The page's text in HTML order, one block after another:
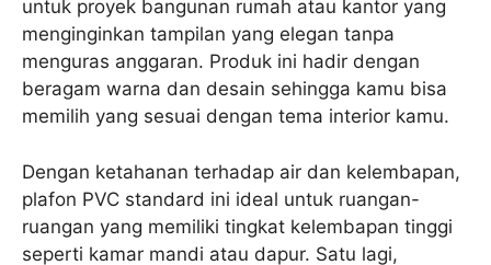
untuk proyek bangunan rumah atau kantor yang
menginginkan tampilan yang elegan tanpa
menguras anggaran. Produk ini hadir dengan
beragam warna dan desain sehingga kamu bisa
memilih yang sesuai dengan tema interior kamu.
Dengan ketahanan terhadap air dan kelembapan,
plafon PVC standard ini ideal untuk ruangan-
ruangan yang memiliki tingkat kelembapan tinggi
seperti kamar mandi atau dapur. Satu lagi,